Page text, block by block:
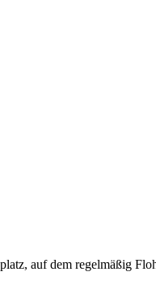
auf dem regelmäßig